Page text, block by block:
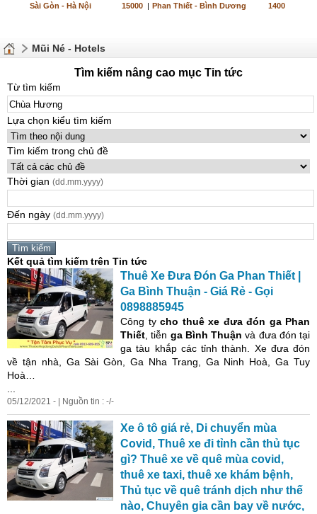
Sài Gòn - Hà Nội 15000 | Phan Thiết - Bình Dương 1400
Mũi Né - Hotels
Tìm kiếm nâng cao mục Tin tức
Từ tìm kiếm
Lựa chọn kiểu tìm kiếm
Tìm kiếm trong chủ đề
Thời gian (dd.mm.yyyy)
Đến ngày (dd.mm.yyyy)
Kết quả tìm kiếm trên Tin tức
Thuê Xe Đưa Đón Ga Phan Thiết |
Ga Bình Thuận - Giá Rẻ - Gọi
0898885945
Công ty cho thuê xe đưa đón ga Phan
Thiết , tiễn ga Bình Thuận và đưa đón tại
ga tàu khắp các tỉnh thành. Xe đưa đón
về tận nhà, Ga Sài Gòn, Ga Nha Trang, Ga Ninh Hoà, Ga Tuy
Hoà…
05/12/2021 - | Nguồn tin : -/-
Xe ô tô giá rẻ, Di chuyển mùa
Covid, Thuê xe đi tỉnh cần thủ tục
gì? Thuê xe về quê mùa covid,
thuê xe taxi, thuê xe khám bệnh,
Thủ tục về quê tránh dịch như thế
nào, Chuyên gia cần bay về nước,